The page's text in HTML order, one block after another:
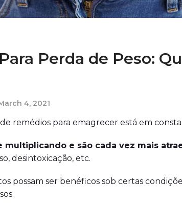
Perda de Peso:
4, 2021
remédios para emagrecer está em
multiplicando e são cada vez mais
desintoxicação, etc.
possam ser benéficos sob certas